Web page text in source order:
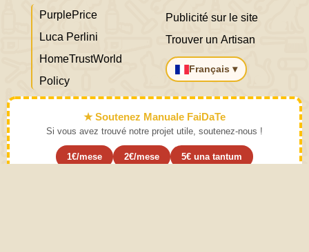
PurplePrice
Luca Perlini
HomeTrustWorld
Policy
Publicité sur le site
Trouver un Artisan
Français ▾
★ Soutenez Manuale FaiDaTe
Si vous avez trouvé notre projet utile, soutenez-nous !
1€/mese 2€/mese 5€ una tantum